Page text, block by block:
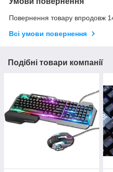
Повернення товару впродовж
Всі умови повернення
Подібні товари компанії